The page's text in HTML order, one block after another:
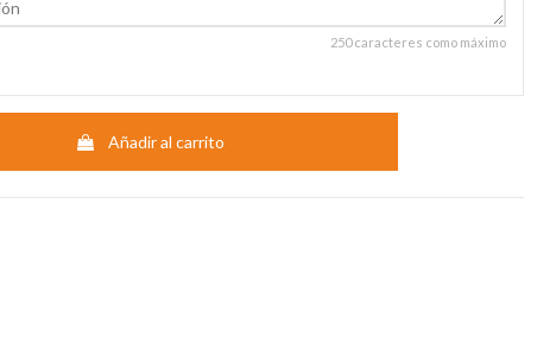
250 caracteres como máximo
Añadir al carrito